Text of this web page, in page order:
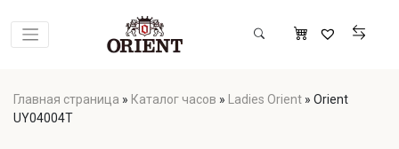
Главная страница » Каталог часов » Ladies Orient » Orient
UY04004T